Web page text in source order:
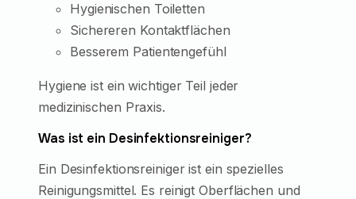
Hygienischen Toiletten
Sichereren Kontaktflächen
Besserem Patientengefühl
Hygiene ist ein wichtiger Teil jeder
medizinischen Praxis.
Was ist ein Desinfektionsreiniger?
Ein Desinfektionsreiniger ist ein spezielles
Reinigungsmittel. Es reinigt Oberflächen und